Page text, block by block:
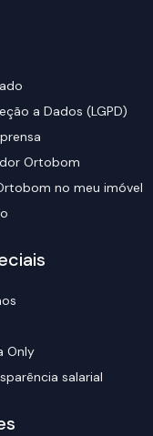
a Dados (LGPD)
Ortobom
no meu imóvel
Only
salarial